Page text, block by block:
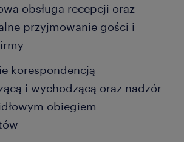
obsługa recepcji oraz
przyjmowanie gości i
korespondencją
i wychodzącą oraz nadzór
obiegiem